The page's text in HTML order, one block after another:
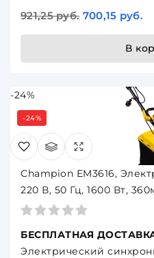
921,25 руб. 700,15 руб.
В
-24%
-24%
Champion EM3616,
220 В, 50 Гц, 1600 Вт,
ткань, 45л
БЕСПЛАТНАЯ
Электрический